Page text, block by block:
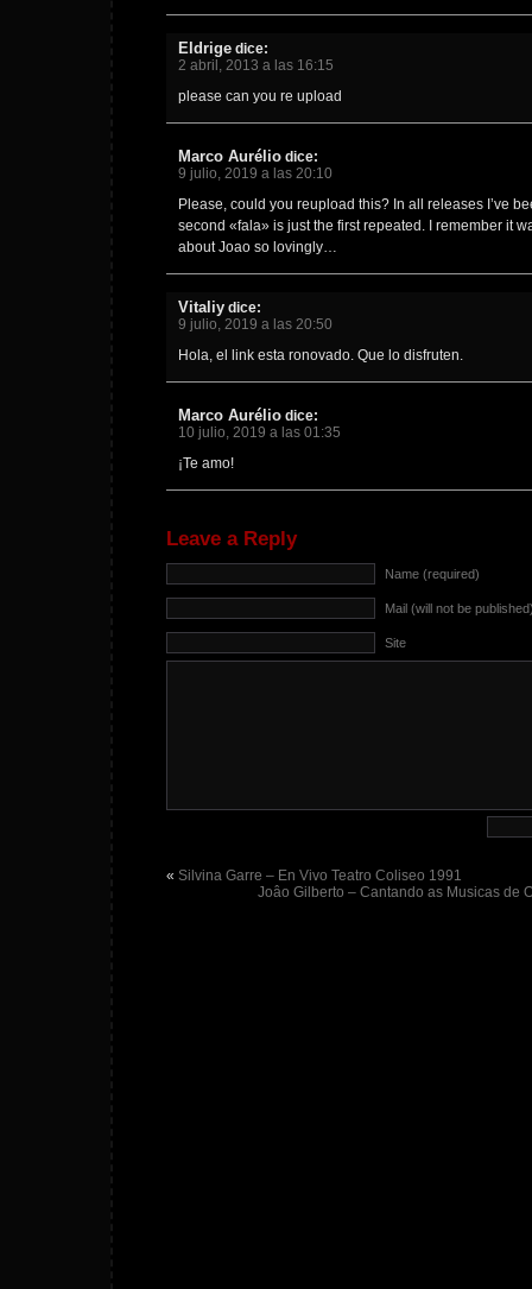
Eldrige dice:
2 abril, 2013 a las 16:15
please can you re upload
Marco Aurélio dice:
9 julio, 2019 a las 20:10
Please, could you reupload this? In all releases I’ve
second «fala» is just the first repeated. I remember it
about Joao so lovingly…
Vitaliy dice:
9 julio, 2019 a las 20:50
Hola, el link esta ronovado. Que lo disfruten.
Marco Aurélio dice:
10 julio, 2019 a las 01:35
¡Te amo!
Leave a Reply
Name (required)
Mail (will not be
Site
« Silvina Garre – En Vivo Teatro Coliseo 1991
Joâo Gilberto – Cantando as Musicas de